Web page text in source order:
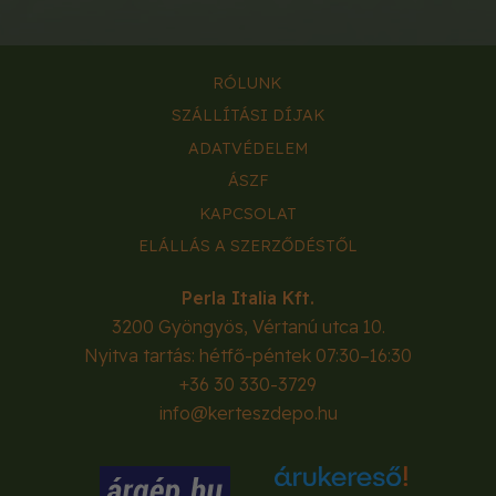
RÓLUNK
SZÁLLÍTÁSI DÍJAK
ADATVÉDELEM
ÁSZF
KAPCSOLAT
ELÁLLÁS A SZERZŐDÉSTŐL
Perla Italia Kft.
3200 Gyöngyös, Vértanú utca 10.
Nyitva tartás: hétfő-péntek 07:30–16:30
+36 30 330-3729
info@kerteszdepo.hu